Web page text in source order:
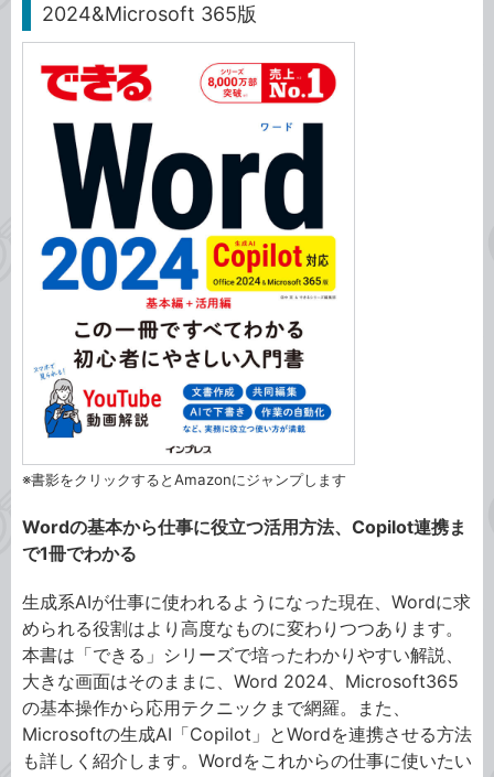
2024&Microsoft 365版
※書影をクリックするとAmazonにジャンプします
Wordの基本から仕事に役立つ活用方法、Copilot連携ま
で1冊でわかる
生成系AIが仕事に使われるようになった現在、Wordに求
められる役割はより高度なものに変わりつつあります。
本書は「できる」シリーズで培ったわかりやすい解説、
大きな画面はそのままに、Word 2024、Microsoft365
の基本操作から応用テクニックまで網羅。また、
Microsoftの生成AI「Copilot」とWordを連携させる方法
も詳しく紹介します。Wordをこれからの仕事に使いたい